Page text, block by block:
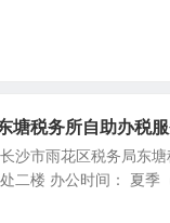
塘税务所自助办税
沙市雨花区税务局东
二楼 办公时间： 夏季